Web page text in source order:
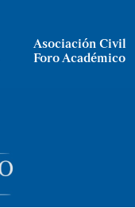
Asociación Civil
Foro Académico